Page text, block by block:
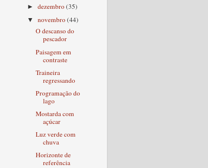
►dezembro(35)
▼novembro(44)
O descanso do
pescador
Paisagem em
contraste
Traineira
regressando
Programação do
lago
Mostarda com
açúcar
Luz verde com
chuva
Horizonte de
referência